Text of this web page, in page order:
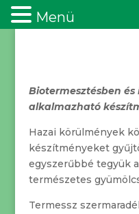
Biotermesztésben
alkalmazható
Hazai körülmények
készítményeket
egyszerűbbé tegyük
természetes
Termessz
Menü